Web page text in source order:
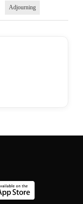
Adjourning